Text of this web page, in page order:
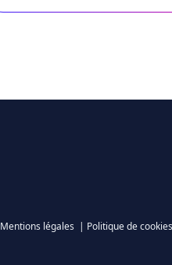
Mentions légales | Politique de cookies